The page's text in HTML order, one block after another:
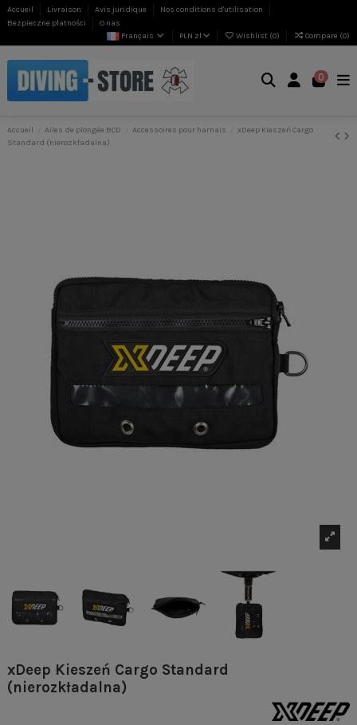
Accueil Livraison Avis juridique
Nos conditions d'utilisation
Bezpieczne płatności
O nas
Français
PLN zł Wishlist (0) Compare (0)
0
Accueil Ailes de plongée BCD Accessoires pour harnais
xDeep Kieszeń Cargo
Standard (nierozkładalna)
xDeep Kieszeń Cargo Standard
(nierozkładalna)